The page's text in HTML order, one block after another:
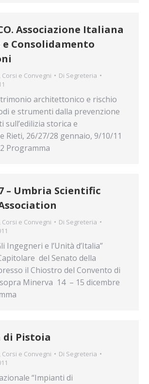
Associazione Italiana
e Consolidamento
Corsi e Convegni Di Segreteria
architettonico e rischio
e strumenti dalla prevenzione
sull’edilizia storica e
Rieti, 26/27/28 gennaio, 9/10/11
Programma
– Umbria Scientific
Corsi e Convegni Di Segreteria
Ingegneri e l’Unità d’Italia”
del Senato della
il Chiostro del Convento di
Minerva 14 – 15 dicembre
di Pistoia
Corsi e Convegni Di Segreteria
“Impianti di